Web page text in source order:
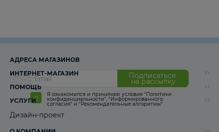
Подписаться
на рассылку
Я ознакомился и принимаю условия “Политики
конфиденциальности”, “Информированного
согласия“ и “Рекомендательные алгоритмы“
АДРЕСА МАГАЗИНОВ
ИНТЕРНЕТ-МАГАЗИН
ПОМОЩЬ
УСЛУГИ
Дизайн-проект